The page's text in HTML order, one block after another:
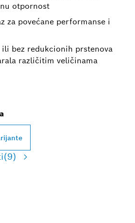
otpornost
za povećane performanse i
bez redukcionih prstenova
različitim veličinama
(9)